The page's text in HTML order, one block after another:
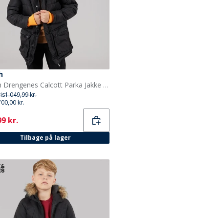
Bench Drengenes Calcott Parka Jakke Sort
1.049,99 kr.
kr.
kr.
Tilbage på lager